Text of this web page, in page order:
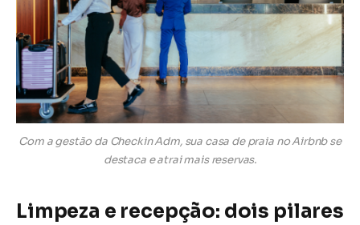
Com a gestão da Checkin Adm, sua casa de praia no Airbnb se
destaca e atrai mais reservas.
Limpeza e recepção: dois pilares